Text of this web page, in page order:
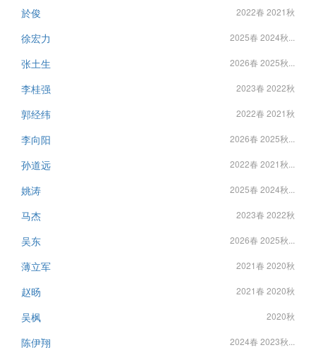
於俊 2022春 2021秋
徐宏力 2025春 2024秋...
张土生 2026春 2025秋...
李桂强 2023春 2022秋
郭经纬 2022春 2021秋
李向阳 2026春 2025秋...
孙道远 2022春 2021秋...
姚涛 2025春 2024秋...
马杰 2023春 2022秋
吴东 2026春 2025秋...
薄立军 2021春 2020秋
赵旸 2021春 2020秋
吴枫 2020秋
陈伊翔 2024春 2023秋...